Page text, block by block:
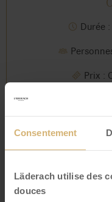
Consentement
Läderach utilise des
douces
Durée
Prix :